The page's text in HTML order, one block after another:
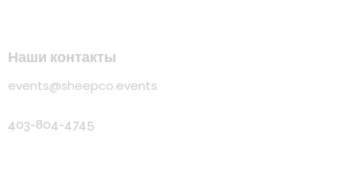
Наши контакты
events@sheepco.events
403-804-4745